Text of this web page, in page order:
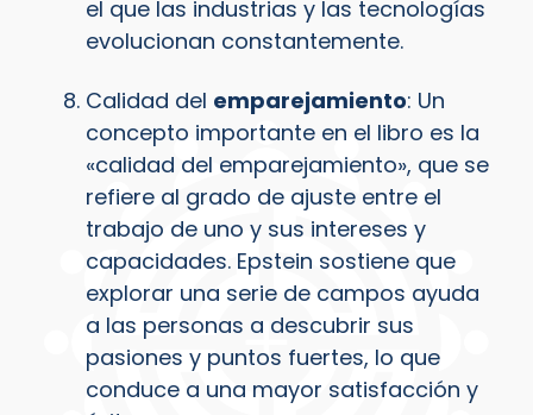
el que las industrias y las tecnologías
evolucionan constantemente.
Calidad del emparejamiento: Un
concepto importante en el libro es la
«calidad del emparejamiento», que se
refiere al grado de ajuste entre el
trabajo de uno y sus intereses y
capacidades. Epstein sostiene que
explorar una serie de campos ayuda
a las personas a descubrir sus
pasiones y puntos fuertes, lo que
conduce a una mayor satisfacción y